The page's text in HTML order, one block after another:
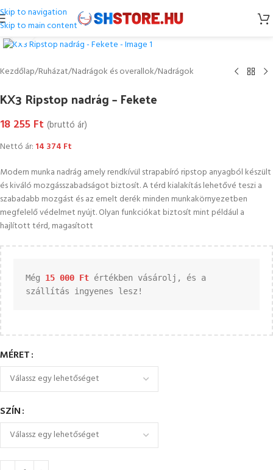
Skip to navigation
Skip to main content
Kattintson a nagyításhoz
Kezdőlap/Ruházat/Nadrágok és overallok/Nadrágok
KX3 Ripstop nadrág – Fekete
18 255 Ft (bruttó ár)
Nettó ár: 14 374 Ft
Modern munka nadrág amely rendkívül strapabíró ripstop anyagból készült
és kiváló mozgásszabadságot biztosít. A térd kialakítás lehetővé teszi a
szabadabb mozgást és az emelt derék minden munkakörnyezetben
megfelelő védelmet nyújt. Olyan funkciókat biztosít mint például a
hajlított térd, magasított
Még 15 000 Ft értékben vásárolj, és a
szállítás ingyenes lesz!
MÉRET
SZÍN